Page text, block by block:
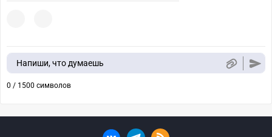
Напиши, что думаешь
0 / 1500 символов